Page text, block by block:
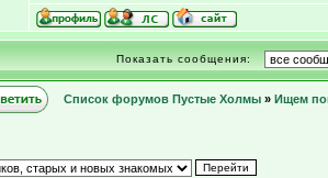
Показать сообщения:
Список форумов Пустые Холмы » Ищем